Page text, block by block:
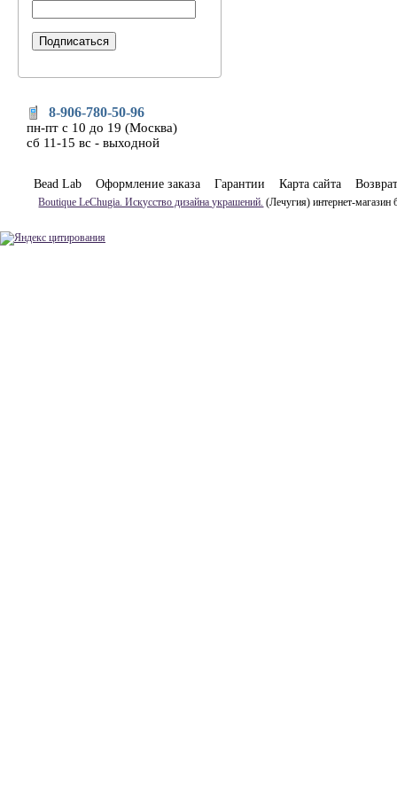
8-906-780-50-96
пн-пт с 10 до 19 (Москва)
сб 11-15 вс - выходной
Bead Lab Оформление заказа Гарантии Карта сайта Возврат
Boutique LeChugia. Искусство дизайна украшений. (Лечугия) интернет-